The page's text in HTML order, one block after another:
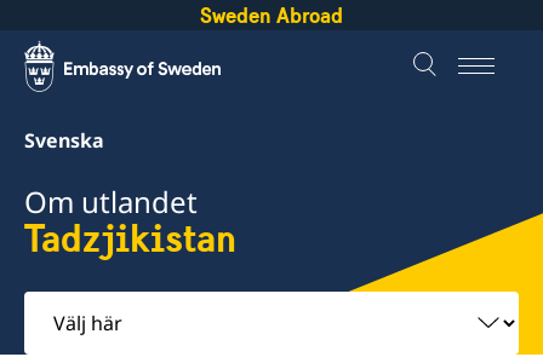
Sweden Abroad
Svenska
Om utlandet
Tadzjikistan
Välj
här